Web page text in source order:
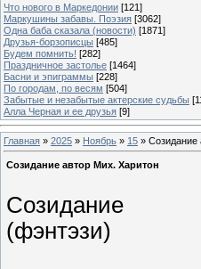
Что нового в Маркедонии [121]
Маркушины забавы. Поэзия [3062]
Одна баба сказала (новости) [1871]
Друзья-борзописцы [485]
Будем помнить! [282]
Праздничное застолье [1464]
Басни и эпиграммы [228]
По городам, по весям [504]
Забытые и незабытые актерские судьбы
Алла Черная и ее друзья [9]
Главная » 2025 » Ноябрь » 15 » Созидание
Созидание автор Мих. Харитон
Созидание
(фэнтэзи)